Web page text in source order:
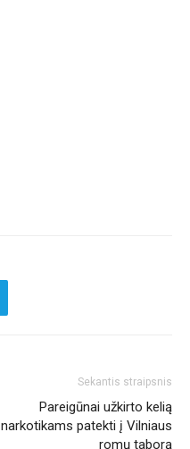
Sekantis straipsnis
Pareigūnai užkirto kelią
narkotikams patekti į Vilniaus
romų taborą